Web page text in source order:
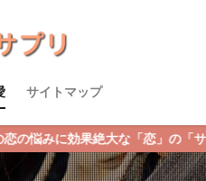
サイトマップ
恋」の「サプリ」をプレゼント